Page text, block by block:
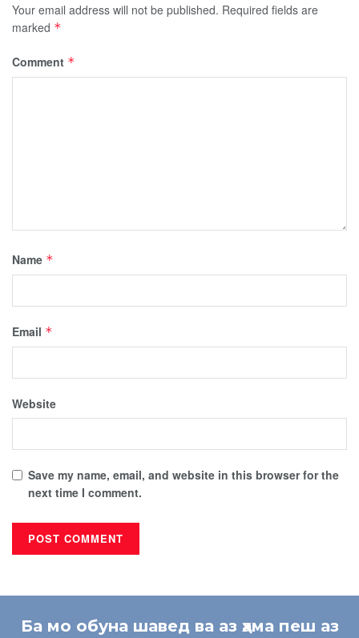
Your email address will not be published. Required fields are
marked *
Comment *
Name *
Email *
Website
Save my name, email, and website in this browser for the
next time I comment.
Ба мо обуна шавед ва аз ҳама пеш аз